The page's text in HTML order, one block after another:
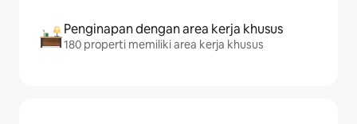
Penginapan dengan area kerja khusus
180 properti memiliki area kerja khusus